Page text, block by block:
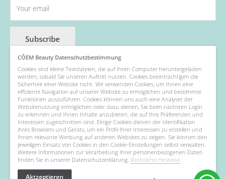
Wellness Pflege, Hand & Body Lotions
Zubehör & Hilfsmittel
Angebot der Woche
Your email
Subscribe
Follow Us
We Accept
CÔEM Beauty Datenschutzbestimmung
Cookies sind kleine Textdateien, die auf Ihren Computer heruntergeladen
werden, sobald Sie unseren Auftritt nutzen. Cookies beeinträchtigen die
Sicherheit einer Website nicht. Wir verwenden Cookies, um Ihnen eine
effiziente Navigation auf unserer Website zu ermöglichen und bestimmte
Funktionen auszuführen. Cookies können uns auch eine Analyser der
Websitenutzung ermöglichen oder dazu dienen, Sie beim nächsten Login
zu erkennen und Ihnen Inhalte anzubieten, die auf Ihre Präferenzen und
Interessen zugeschnitten sind. Einige Cookies dienen der Identifikation
ihres Browsers und Geräts, um ein Profil Ihrer Interessen zu erstellen und
Ihnen relevante Werbung auf anderen Websites zu zeigen. Sie können den
jeweiligen Einsatz von Cookies in den Cookie-Einstellungen selbst verwalten.
Weitere Informationen zur Verarbeitung Ihrer personenbezogenen Daten
finden Sie in unserer Datenschutzerklärung. Rechtliche Hinweise
Aktzeptieren